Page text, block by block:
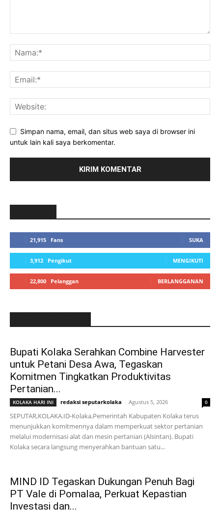
Simpan nama, email, dan situs web saya di browser ini
untuk lain kali saya berkomentar.
21,915 Fans SUKA
3,912 Pengikut MENGIKUTI
22,800 Pelanggan BERLANGGANAN
Bupati Kolaka Serahkan Combine Harvester
untuk Petani Desa Awa, Tegaskan
Komitmen Tingkatkan Produktivitas
Pertanian...
KOLAKA HARI INI redaksi seputarkolaka - Agustus 5, 2026 0
SEPUTAR,KOLAKA.ID-Kolaka,Pemerintah Kabupaten Kolaka terus
menunjukkan komitmennya dalam memperkuat sektor pertanian
melalui modernisasi alat dan mesin pertanian (Alsintan). Bupati
Kolaka secara langsung menyerahkan bantuan satu...
MIND ID Tegaskan Dukungan Penuh Bagi
PT Vale di Pomalaa, Perkuat Kepastian
Investasi dan...